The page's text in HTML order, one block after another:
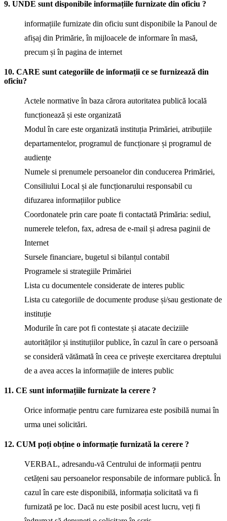
9. UNDE sunt disponibile informațiile furnizate din oficiu ?
informațiile furnizate din oficiu sunt disponibile la Panoul de
afișaj din Primărie, în mijloacele de informare în masă,
precum și în pagina de internet
10. CARE sunt categoriile de informații ce se furnizează din
oficiu?
Actele normative în baza cărora autoritatea publică locală
funcționează și este organizată
Modul în care este organizată instituția Primăriei, atribuțiile
departamentelor, programul de funcționare și programul de
audiențe
Numele si prenumele persoanelor din conducerea Primăriei,
Consiliului Local și ale funcționarului responsabil cu
difuzarea informațiilor publice
Coordonatele prin care poate fi contactată Primăria: sediul,
numerele telefon, fax, adresa de e-mail și adresa paginii de
Internet
Sursele financiare, bugetul si bilanțul contabil
Programele si strategiile Primăriei
Lista cu documentele considerate de interes public
Lista cu categoriile de documente produse și/sau gestionate de
instituție
Modurile în care pot fi contestate și atacate deciziile
autorităților și instituțiilor publice, în cazul în care o persoană
se consideră vătămată în ceea ce privește exercitarea dreptului
de a avea acces la informațiile de interes public
11. CE sunt informațiile furnizate la cerere ?
Orice informație pentru care furnizarea este posibilă numai în
urma unei solicitări.
12. CUM poți obține o informație furnizată la cerere ?
VERBAL, adresandu-vă Centrului de informații pentru
cetățeni sau persoanelor responsabile de informare publică. În
cazul în care este disponibilă, informația solicitată va fi
furnizată pe loc. Dacă nu este posibil acest lucru, veți fi